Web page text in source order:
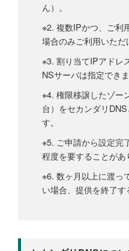
ん）。
※2. 複数IPかつ、ご利
場合のみご利用いただ
※3. 割り当てIPアドレ
NSサーバは指定できま
※4. 権限移譲したゾー
台）をセカンダリ
す。
※5. ご申請から設定完
程度を要することがあ
※6. 数ヶ月以上に渡っ
い場合、提供を終了す